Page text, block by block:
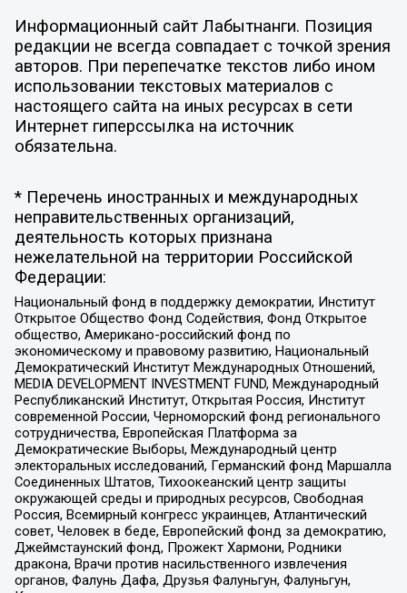
Информационный сайт Лабытнанги. Позиция
редакции не всегда совпадает с точкой зрения
авторов. При перепечатке текстов либо ином
использовании текстовых материалов с
настоящего сайта на иных ресурсах в сети
Интернет гиперссылка на источник
обязательна.
* Перечень иностранных и международных
неправительственных организаций,
деятельность которых признана
нежелательной на территории Российской
Федерации:
Национальный фонд в поддержку демократии, Институт
Открытое Общество Фонд Содействия, Фонд Открытое
общество, Американо-российский фонд по
экономическому и правовому развитию, Национальный
Демократический Институт Международных Отношений,
MEDIA DEVELOPMENT INVESTMENT FUND, Международный
Республиканский Институт, Открытая Россия, Институт
современной России, Черноморский фонд регионального
сотрудничества, Европейская Платформа за
Демократические Выборы, Международный центр
электоральных исследований, Германский фонд Маршалла
Соединенных Штатов, Тихоокеанский центр защиты
окружающей среды и природных ресурсов, Свободная
Россия, Всемирный конгресс украинцев, Атлантический
совет, Человек в беде, Европейский фонд за демократию,
Джеймстаунский фонд, Прожект Хармони, Родники
дракона, Врачи против насильственного извлечения
органов, Фалунь Дафа, Друзья Фалуньгун, Фалуньгун,